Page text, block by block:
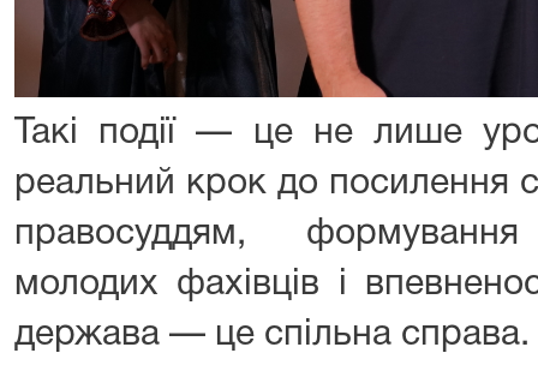
Такі події — це не лише
реальний крок до посилення
правосуддям,
молодих фахівців і
держава — це спільна справа.